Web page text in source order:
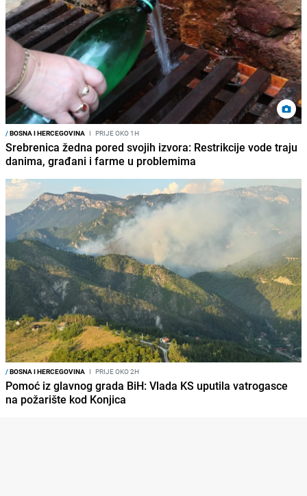
/BOSNA I HERCEGOVINA I PRIJE OKO 1H
Srebrenica žedna pored svojih izvora: Restrikcije vode traju
danima, građani i farme u problemima
/BOSNA I HERCEGOVINA I PRIJE OKO 2H
Pomoć iz glavnog grada BiH: Vlada KS uputila vatrogasce
na požarište kod Konjica